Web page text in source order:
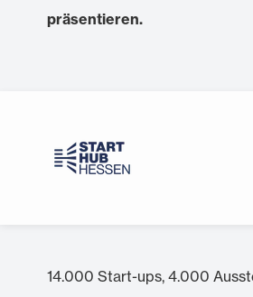
präsentieren.
14.000 Start-ups, 4.000